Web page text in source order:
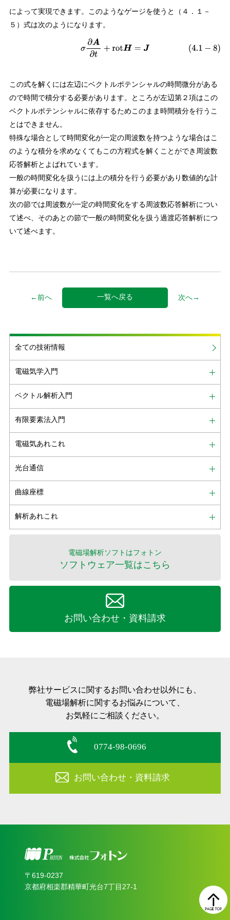
によって実現できます。このようなゲージを使うと（４．１－
５）式は次のようになります。
(4.1−8 σ ∂A∂t +rotH J
この式を解くには左辺にベクトルポテンシャルの時間微分がある
ので時間で積分する必要があります。ところが左辺第２項はこの
ベクトルポテンシャルに依存するためこのまま時間積分を行うこ
とはできません。
特殊な場合として時間変化が一定の周波数を持つような場合はこ
のような積分を求めなくてもこの方程式を解くことができ周波数
応答解析とよばれています。
一般の時間変化を扱うには上の積分を行う必要があり数値的な計
算が必要になります。
次の節では周波数が一定の時間変化をする周波数応答解析につい
て述べ、そのあとの節で一般の時間変化を扱う過渡応答解析につ
いて述べます。
←前へ 一覧へ戻る 次へ→
全ての技術情報
電磁気学入門
ベクトル解析入門
有限要素法入門
電磁気あれこれ
光台通信
曲線座標
解析あれこれ
電磁場解析ソフトはフォトン
ソフトウェア一覧はこちら
お問い合わせ・資料請求
弊社サービスに関するお問い合わせ以外にも、
電磁場解析に関するお悩みについて、
お気軽にご相談ください。
0774-98-0696
お問い合わせ・資料請求
〒619‐0237
京都府相楽郡精華町光台7丁目27-1